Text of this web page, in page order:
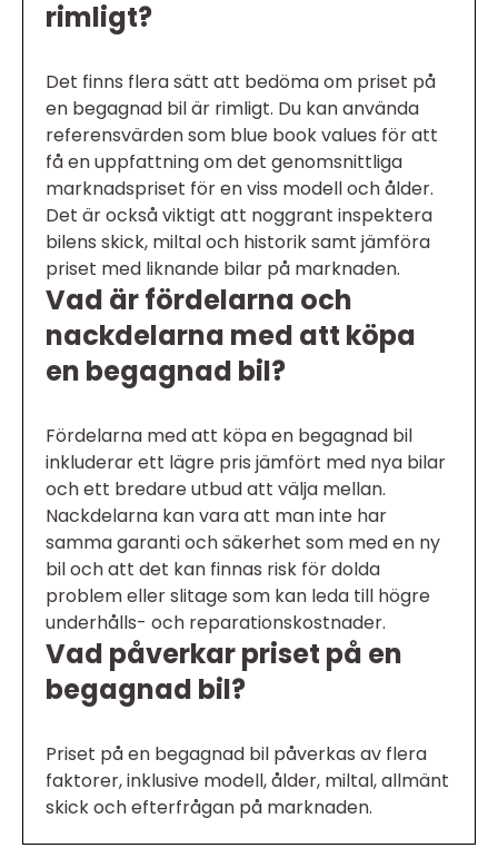
rimligt?
Det finns flera sätt att bedöma om priset på
en begagnad bil är rimligt. Du kan använda
referensvärden som blue book values för att
få en uppfattning om det genomsnittliga
marknadspriset för en viss modell och ålder.
Det är också viktigt att noggrant inspektera
bilens skick, miltal och historik samt jämföra
priset med liknande bilar på marknaden.
Vad är fördelarna och
nackdelarna med att köpa
en begagnad bil?
Fördelarna med att köpa en begagnad bil
inkluderar ett lägre pris jämfört med nya bilar
och ett bredare utbud att välja mellan.
Nackdelarna kan vara att man inte har
samma garanti och säkerhet som med en ny
bil och att det kan finnas risk för dolda
problem eller slitage som kan leda till högre
underhålls- och reparationskostnader.
Vad påverkar priset på en
begagnad bil?
Priset på en begagnad bil påverkas av flera
faktorer, inklusive modell, ålder, miltal, allmänt
skick och efterfrågan på marknaden.